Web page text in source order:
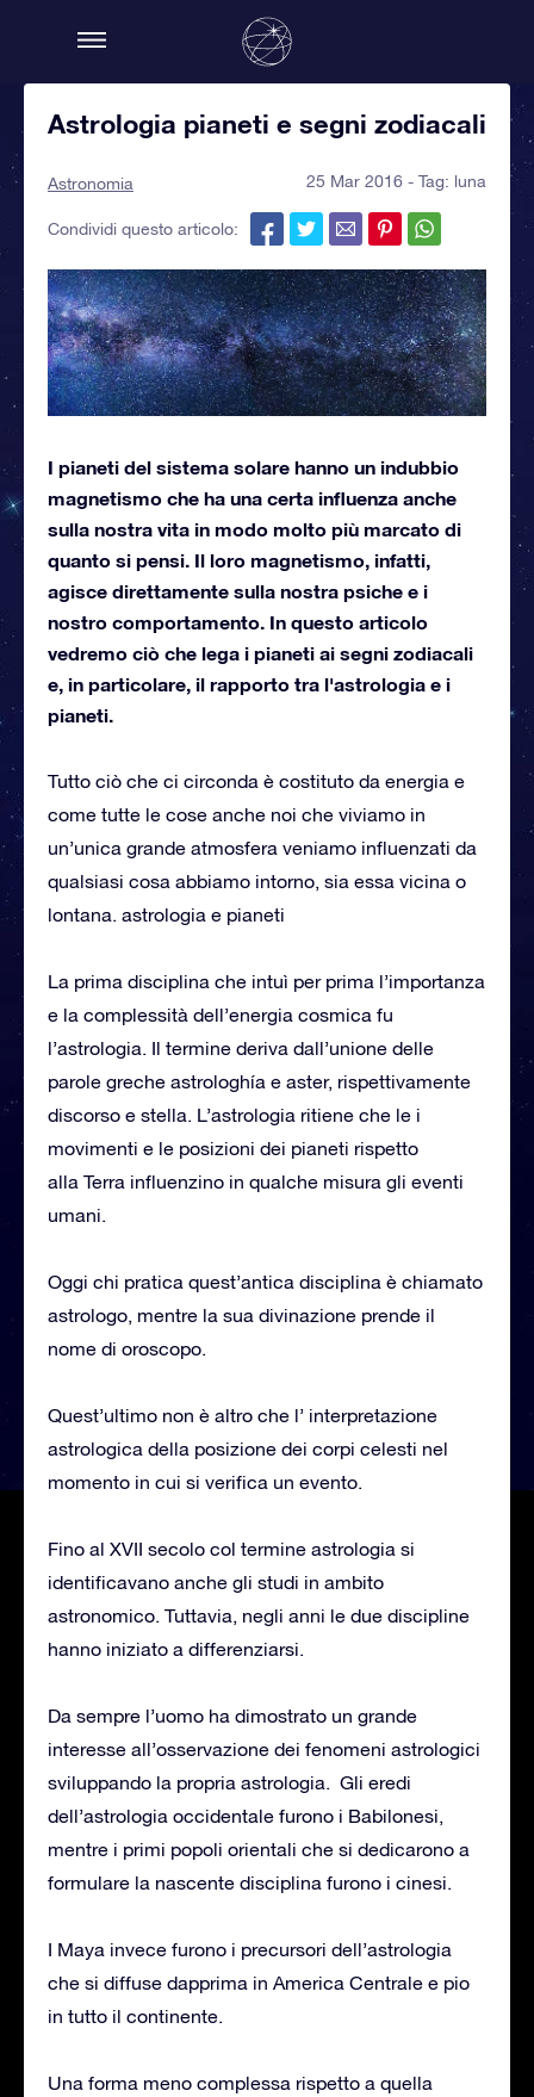
Astrologia pianeti e segni zodiacali
Astronomia 25 Mar 2016 - Tag: luna
Condividi questo articolo:
I pianeti del sistema solare hanno un indubbio
magnetismo che ha una certa influenza anche
sulla nostra vita in modo molto più marcato di
quanto si pensi. Il loro magnetismo, infatti,
agisce direttamente sulla nostra psiche e i
nostro comportamento. In questo articolo
vedremo ciò che lega i pianeti ai segni zodiacali
e, in particolare, il rapporto tra l'astrologia e i
pianeti.
Tutto ciò che ci circonda è costituto da energia e
come tutte le cose anche noi che viviamo in
un’unica grande atmosfera veniamo influenzati da
qualsiasi cosa abbiamo intorno, sia essa vicina o
lontana. astrologia e pianeti
La prima disciplina che intuì per prima l’importanza
e la complessità dell’energia cosmica fu
l’astrologia. Il termine deriva dall’unione delle
parole greche astrologhía e aster, rispettivamente
discorso e stella. L’astrologia ritiene che le i
movimenti e le posizioni dei pianeti rispetto
alla Terra influenzino in qualche misura gli eventi
umani.
Oggi chi pratica quest’antica disciplina è chiamato
astrologo, mentre la sua divinazione prende il
nome di oroscopo.
Quest’ultimo non è altro che l’ interpretazione
astrologica della posizione dei corpi celesti nel
momento in cui si verifica un evento.
Fino al XVII secolo col termine astrologia si
identificavano anche gli studi in ambito
astronomico. Tuttavia, negli anni le due discipline
hanno iniziato a differenziarsi.
Da sempre l’uomo ha dimostrato un grande
interesse all’osservazione dei fenomeni astrologici
sviluppando la propria astrologia. Gli eredi
dell’astrologia occidentale furono i Babilonesi,
mentre i primi popoli orientali che si dedicarono a
formulare la nascente disciplina furono i cinesi.
I Maya invece furono i precursori dell’astrologia
che si diffuse dapprima in America Centrale e pio
in tutto il continente.
Una forma meno complessa rispetto a quella